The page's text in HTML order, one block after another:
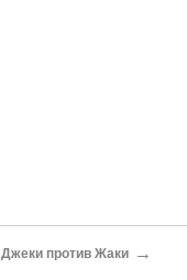
Джеки против Жаки →